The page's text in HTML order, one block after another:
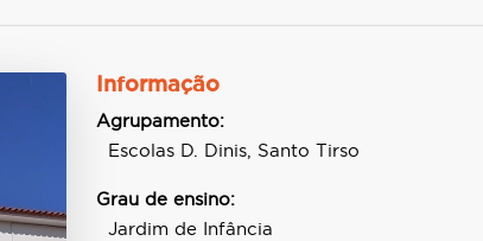
Informação
Agrupamento:
Escolas D. Dinis, Santo Tirso
Grau de ensino:
Jardim de Infância